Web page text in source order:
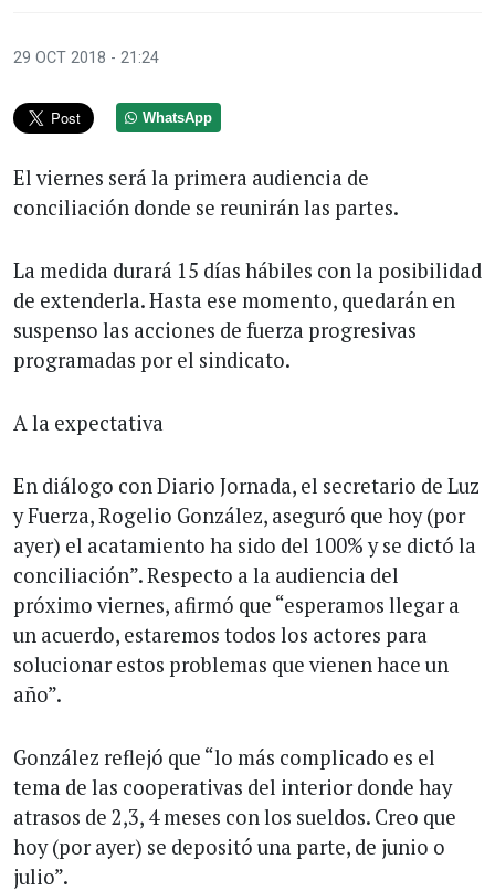
29 OCT 2018 - 21:24
WhatsApp
El viernes será la primera audiencia de
conciliación donde se reunirán las partes.
La medida durará 15 días hábiles con la posibilidad
de extenderla. Hasta ese momento, quedarán en
suspenso las acciones de fuerza progresivas
programadas por el sindicato.
A la expectativa
En diálogo con Diario Jornada, el secretario de Luz
y Fuerza, Rogelio González, aseguró que hoy (por
ayer) el acatamiento ha sido del 100% y se dictó la
conciliación”. Respecto a la audiencia del
próximo viernes, afirmó que “esperamos llegar a
un acuerdo, estaremos todos los actores para
solucionar estos problemas que vienen hace un
año”.
González reflejó que “lo más complicado es el
tema de las cooperativas del interior donde hay
atrasos de 2,3, 4 meses con los sueldos. Creo que
hoy (por ayer) se depositó una parte, de junio o
julio”.